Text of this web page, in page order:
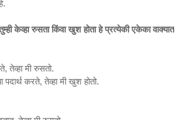
केव्हा रुसता किंवा खुश होता हे प्रत्येकी एकेका वाक्यात
तेव्हा मी रुसतो.
करते, तेव्हा मी खुश होतो.